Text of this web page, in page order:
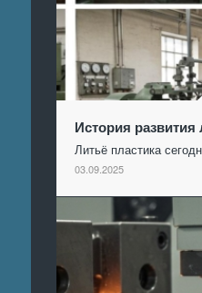
История развития
Литьё пластика
03.09.2025